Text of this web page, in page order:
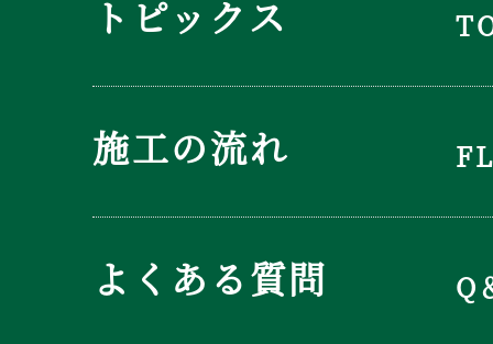
トピックス
施工の流れ
よくある質問 Q